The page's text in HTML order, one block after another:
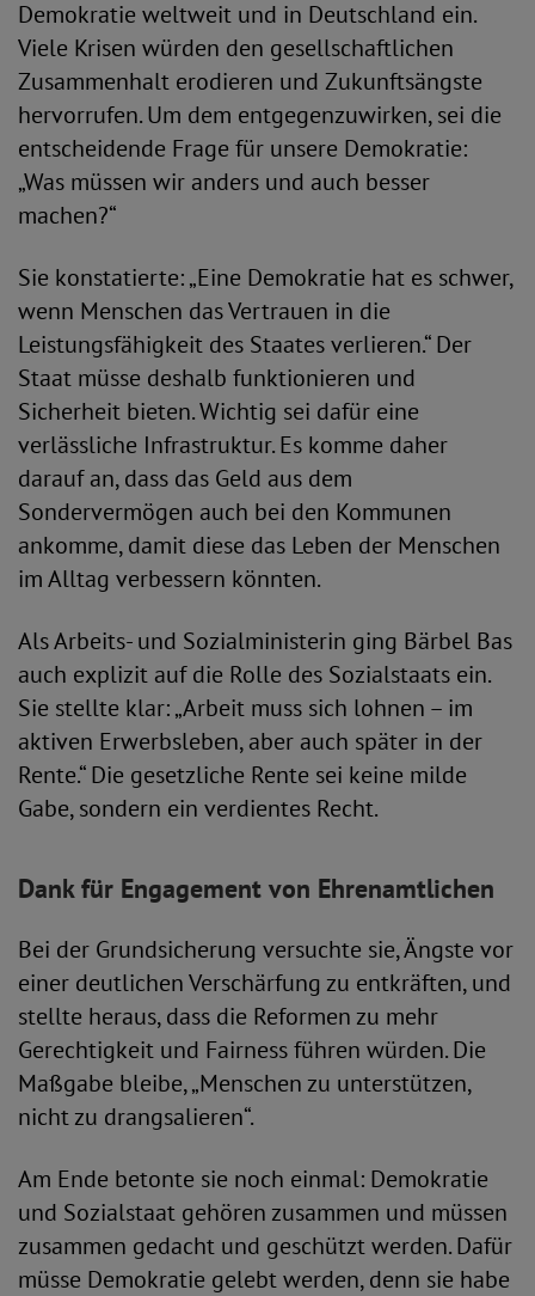
Demokratie weltweit und in Deutschland ein.
Viele Krisen würden den gesellschaftlichen
Zusammenhalt erodieren und Zukunftsängste
hervorrufen. Um dem entgegenzuwirken, sei die
entscheidende Frage für unsere Demokratie:
„Was müssen wir anders und auch besser
machen?“
Sie konstatierte: „Eine Demokratie hat es schwer,
wenn Menschen das Vertrauen in die
Leistungsfähigkeit des Staates verlieren.“ Der
Staat müsse deshalb funktionieren und
Sicherheit bieten. Wichtig sei dafür eine
verlässliche Infrastruktur. Es komme daher
darauf an, dass das Geld aus dem
Sondervermögen auch bei den Kommunen
ankomme, damit diese das Leben der Menschen
im Alltag verbessern könnten.
Als Arbeits- und Sozialministerin ging Bärbel Bas
auch explizit auf die Rolle des Sozialstaats ein.
Sie stellte klar: „Arbeit muss sich lohnen – im
aktiven Erwerbsleben, aber auch später in der
Rente.“ Die gesetzliche Rente sei keine milde
Gabe, sondern ein verdientes Recht.
Dank für Engagement von Ehrenamtlichen
Bei der Grundsicherung versuchte sie, Ängste vor
einer deutlichen Verschärfung zu entkräften, und
stellte heraus, dass die Reformen zu mehr
Gerechtigkeit und Fairness führen würden. Die
Maßgabe bleibe, „Menschen zu unterstützen,
nicht zu drangsalieren“.
Am Ende betonte sie noch einmal: Demokratie
und Sozialstaat gehören zusammen und müssen
zusammen gedacht und geschützt werden. Dafür
müsse Demokratie gelebt werden, denn sie habe